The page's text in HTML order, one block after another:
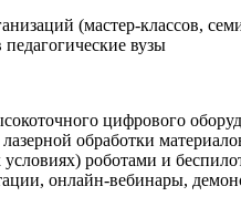
(мастер-классов,
вузы
цифрового
обработки
роботами и
онлайн-вебинары,